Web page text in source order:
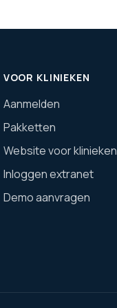
VOOR KLINIEKEN
Aanmelden
Pakketten
Website voor klinieken
Inloggen extranet
Demo aanvragen